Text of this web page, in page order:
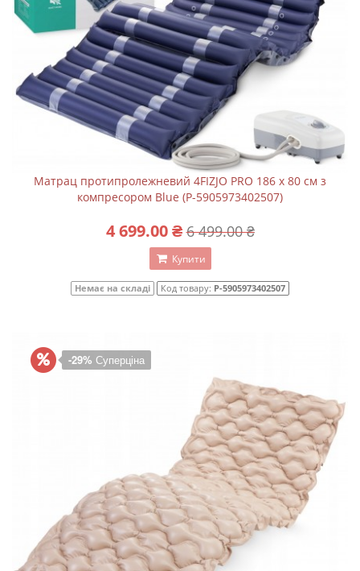
Матрац протипролежневий 4FIZJO PRO 186 x 80 см з
компресором Blue (P-5905973402507)
4 699.00 ₴ 6 499.00 ₴
Купити
Немає на складі Код товару: P-5905973402507
-29% Суперціна